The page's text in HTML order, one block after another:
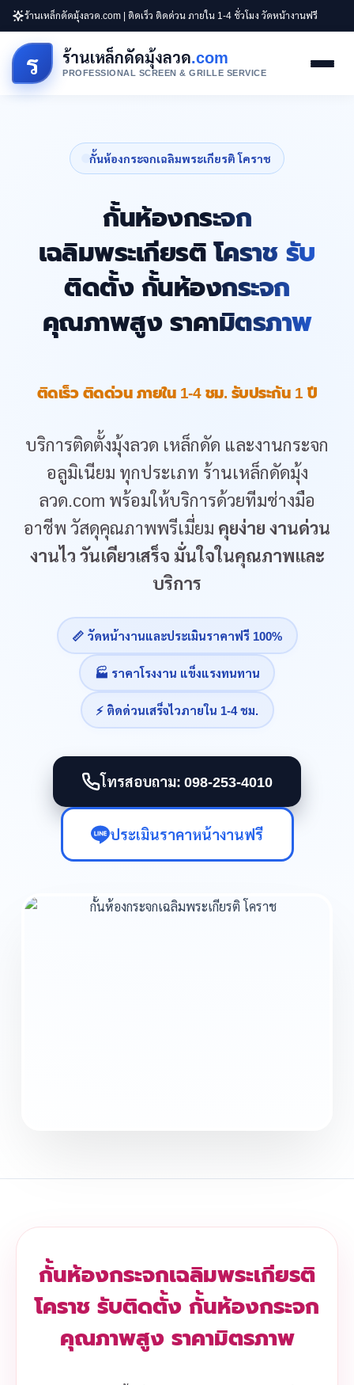
ร้านเหล็กดัดมุ้งลวด.com | ติดเร็ว ติดด่วน ภายใน 1-4 ชั่วโมง วัดหน้างานฟรี
ร ร้านเหล็กดัดมุ้งลวด.com
PROFESSIONAL SCREEN & GRILLE SERVICE
กั้นห้องกระจกเฉลิมพระเกียรติ โคราช
กั้นห้องกระจก
เฉลิมพระเกียรติ โคราช รับ
ติดตั้ง กั้นห้องกระจก
คุณภาพสูง ราคามิตรภาพ
ติดเร็ว ติดด่วน ภายใน 1-4 ชม. รับประกัน 1 ปี
บริการติดตั้งมุ้งลวด เหล็กดัด และงานกระจก
อลูมิเนียม ทุกประเภท ร้านเหล็กดัดมุ้ง
ลวด.com พร้อมให้บริการด้วยทีมช่างมือ
อาชีพ วัสดุคุณภาพพรีเมี่ยม คุยง่าย งานด่วน
งานไว วันเดียวเสร็จ มั่นใจในคุณภาพและ
บริการ
📏 วัดหน้างานและประเมินราคาฟรี 100%
🏭 ราคาโรงงาน แข็งแรงทนทาน
⚡ ติดด่วนเสร็จไวภายใน 1-4 ชม.
โทรสอบถาม: 098-253-4010
ประเมินราคาหน้างานฟรี
กั้นห้องกระจกเฉลิมพระเกียรติ
โคราช รับติดตั้ง กั้นห้องกระจก
คุณภาพสูง ราคามิตรภาพ